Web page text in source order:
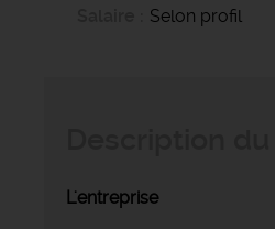
Selon profil
L'entreprise